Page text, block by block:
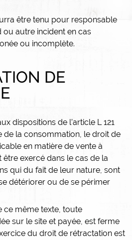
être tenu pour responsable
ou autre incident en cas
ou incomplète.
DE
dispositions de l’article L 121
de la consommation, le droit de
en matière de vente à
être exercé dans le cas de la
qui du fait de leur nature, sont
détériorer ou de se périmer
ce même texte, toute
sur le site et payée, est ferme
du droit de rétractation est